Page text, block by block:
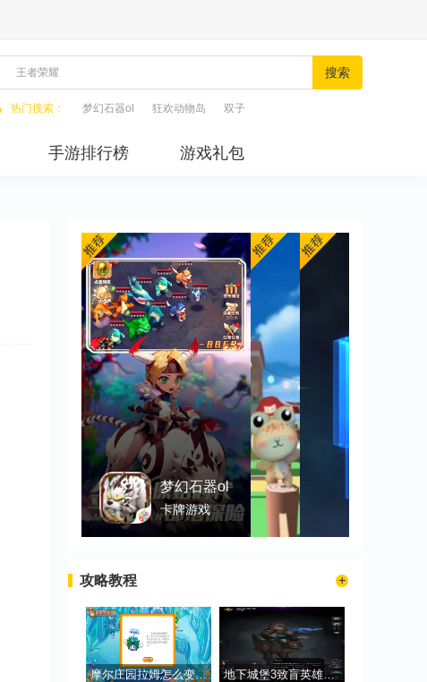
搜索
热门搜索： 梦幻石器ol 狂欢动物岛 双子
手游排行榜 游戏礼包
梦幻石器ol
卡牌游戏
攻略教程
摩尔庄园拉姆怎么变成神力拉姆 地下城堡3致盲英雄有哪些